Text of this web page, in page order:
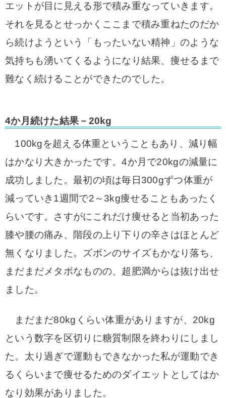
エットが目に見える形で積み重なっていきます。
それを見るとせっかくここまで積み重ねたのだか
ら続けようという「もったいない精神」のような
気持ちも湧いてくるようになり結果、痩せるまで
難なく続けることができたのでした。
4か月続けた結果－20kg
100kgを超える体重ということもあり、減り幅
はかなり大きかったです。4か月で20kgの減量に
成功しました。最初の頃は毎日300gずつ体重が
減っていき1週間で2～3kg痩せることもあったく
らいです。さすがにこれだけ痩せると当初あった
膝や腰の痛み、階段の上り下りの辛さはほとんど
無くなりました。ズボンのサイズもかなり落ち、
まだまだメタボなものの、超肥満からは抜け出せ
ました。
まだまだ80kgくらい体重がありますが、20kg
という数字を区切りに糖質制限を終わりにしまし
た。太り過ぎで運動もできなかった私が運動でき
るくらいまで痩せるためのダイエットとしてはか
なり効果がありました。